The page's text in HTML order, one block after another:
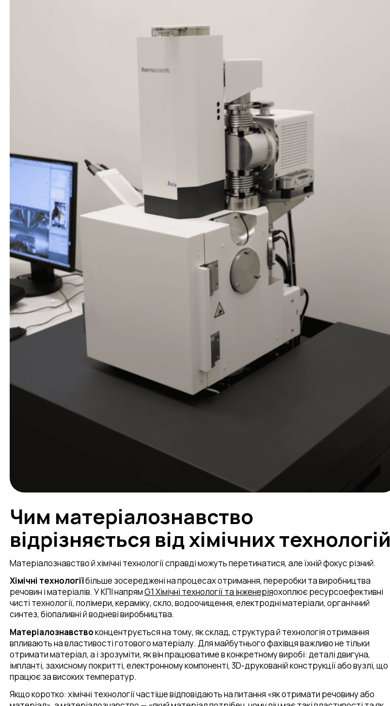
Чим матеріалознавство
відрізняється від хімічних технологій
Матеріалознавство й хімічні технології справді можуть перетинатися, але їхній фокус різний.
Хімічні технологіїбільше зосереджені на процесах отримання, переробки та виробництва
речовин і матеріалів. У КПІ напрямG1 Хімічні технології та інженеріяохоплює ресурсоефективні
чисті технології, полімери, кераміку, скло, водоочищення, електродні матеріали, органічний
синтез, біопаливні й водневі виробництва.
Матеріалознавствоконцентрується на тому, як склад, структура й технологія отримання
впливають на властивості готового матеріалу. Для майбутнього фахівця важливо не тільки
отримати матеріал, а і зрозуміти, як він працюватиме в конкретному виробі: деталі двигуна,
імпланті, захисному покритті, електронному компоненті, 3D-друкованій конструкції або вузлі, що
працює за високих температур.
Якщо коротко: хімічні технології частіше відповідають на питання «як отримати речовину або